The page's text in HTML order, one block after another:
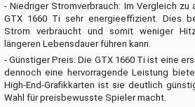
- Niedriger Stromverbrauch: Im Vergleich zu
GTX 1660 Ti sehr energieeffizient. Dies
Strom verbraucht und somit weniger
längeren Lebensdauer führen kann.
- Günstiger Preis: Die GTX 1660 Ti ist eine
dennoch eine hervorragende Leistung
High-End-Grafikkarten ist sie deutlich
Wahl für preisbewusste Spieler macht.